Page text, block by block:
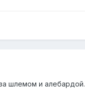
шлемом и